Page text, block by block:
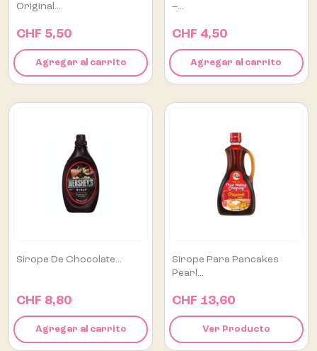
Original...
CHF 5,50
Agregar al carrito
–...
CHF 4,50
Agregar al carrito
Sirope De Chocolate...
CHF 8,80
Agregar al carrito
Sirope Para Pancakes
Pearl...
CHF 13,60
Ver Producto